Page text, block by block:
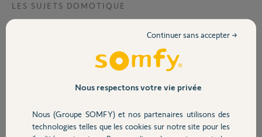
Volet
Sécurité
LES SUJETS DOMOTIQUE
sms gratuits sur tahoma ou somfy box ?
voila pour ceux qui veulent
les alertes sur le téléphone
portables .
les mails sont gratuits
a l origine mais vous pouvez avoir
ainsi que les SMS GRATUITS
la preuve en image
Nous respectons votre vie privée
Nous (Groupe SOMFY) et nos partenaires utilisons des
technologies telles que les cookies sur notre site pour les
Continuer sans accepter →